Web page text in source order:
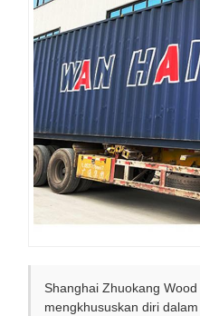
Shanghai Zhuokang
mengkhususkan diri